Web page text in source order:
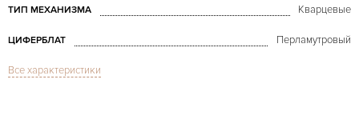
ТИП МЕХАНИЗМА Кварцевые
ЦИФЕРБЛАТ Перламутровый
СТЕКЛО
Все характеристики